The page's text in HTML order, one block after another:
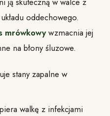
oddechowego.
mrówkowywzmacnia jej
na błony śluzowe.
stany zapalne w
walkę z infekcjami